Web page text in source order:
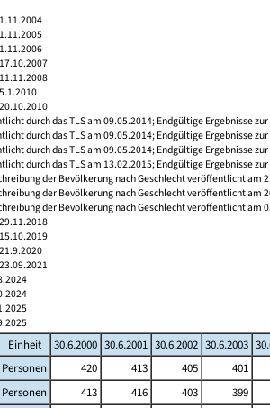
durch das TLS am 09.05.2014; Endgültige Ergebnisse
durch das TLS am 09.05.2014; Endgültige Ergebnisse
durch das TLS am 09.05.2014; Endgültige Ergebnisse
durch das TLS am 13.02.2015; Endgültige Ergebnisse
der Bevölkerung nach Geschlecht veröffentlicht am
der Bevölkerung nach Geschlecht veröffentlicht
der Bevölkerung nach Geschlecht veröffentlicht am
Einheit 30.6.2000 30.6.2001 30.6.2002 30.6.2003
Personen 420 413 405 401
Personen 413 416 403 399